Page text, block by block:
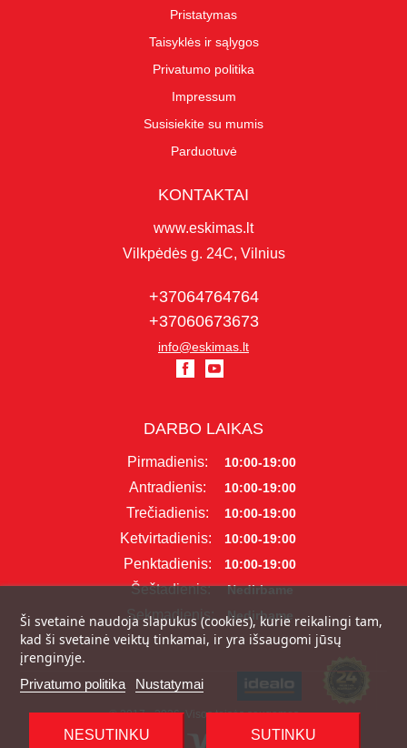
Pristatymas
Taisyklės ir sąlygos
Privatumo politika
Impressum
Susisiekite su mumis
Parduotuvė
KONTAKTAI
www.eskimas.lt
Vilkpėdės g. 24C, Vilnius
+37064764764
+37060673673
info@eskimas.lt
DARBO LAIKAS
Pirmadienis: 10:00-19:00
Antradienis: 10:00-19:00
Trečiadienis: 10:00-19:00
Ketvirtadienis: 10:00-19:00
Penktadienis: 10:00-19:00
Šeštadienis: Nedirbame
Sekmadienis: Nedirbame
Ši svetainė naudoja slapukus (cookies), kurie reikalingi tam,
kad ši svetainė veiktų tinkamai, ir yra išsaugomi jūsų
įrenginyje.
Privatumo politika Nustatymai
NESUTINKU SUTINKU
© 2017 - 2026, Visos teisės saugomos